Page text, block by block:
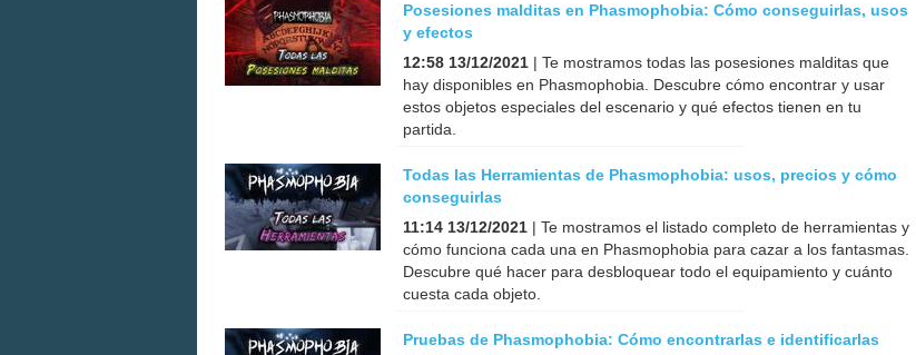
Posesiones malditas en Phasmophobia: Cómo conseguirlas, usos
y efectos
12:58 13/12/2021 | Te mostramos todas las posesiones malditas que
hay disponibles en Phasmophobia. Descubre cómo encontrar y usar
estos objetos especiales del escenario y qué efectos tienen en tu
partida.
Todas las Herramientas de Phasmophobia: usos, precios y cómo
conseguirlas
11:14 13/12/2021 | Te mostramos el listado completo de herramientas y
cómo funciona cada una en Phasmophobia para cazar a los fantasmas.
Descubre qué hacer para desbloquear todo el equipamiento y cuánto
cuesta cada objeto.
Pruebas de Phasmophobia: Cómo encontrarlas e identificarlas